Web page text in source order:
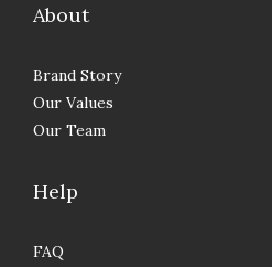
About
Brand Story
Our Values
Our Team
Help
FAQ